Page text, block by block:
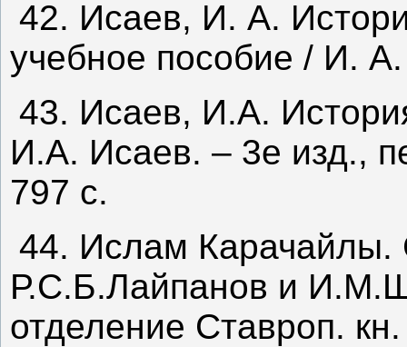
42. Исаев, И. А.
учебное пособие / И.
43. Исаев, И.А.
И.А. Исаев. – 3е изд.,
797 с.
44. Ислам Карачайлы.
Р.С.Б.Лайпанов и
отделение Ставроп.